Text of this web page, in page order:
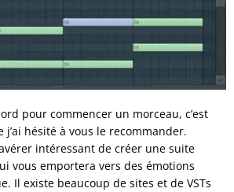
pour commencer un morceau, c’est
hésité à vous le recommander.
intéressant de créer une suite
vous emportera vers des émotions
Il existe beaucoup de sites et de VSTs